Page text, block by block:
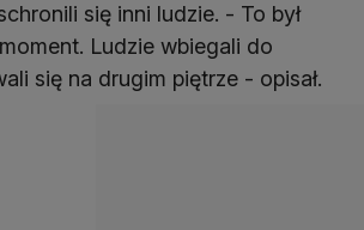
się inni ludzie. - To był
Ludzie wbiegali do
się na drugim piętrze - opisał.